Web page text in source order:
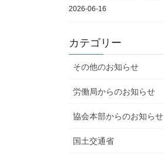
2026-06-16
カテゴリー
その他のお知らせ
労働局からのお知らせ
協会本部からのお知らせ
国土交通省